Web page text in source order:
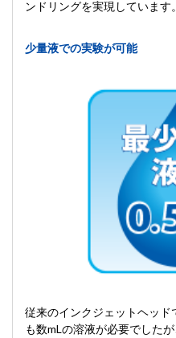
ンドリングを実現しています。
少量液での実験が可能
従来のインクジェットヘッ
も数mLの溶液が必要でした